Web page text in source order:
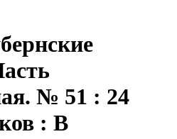
№ 51 : 24
: В